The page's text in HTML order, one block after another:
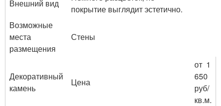
Внешний вид
покрытие выглядит эстетично.
Возможные
места
размещения
Стены
Декоративный
камень
Цена
от 1
650
руб/
кв.м.